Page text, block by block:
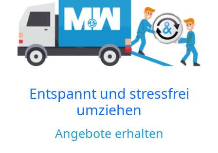
Entspannt und stressfrei
umziehen
Angebote erhalten